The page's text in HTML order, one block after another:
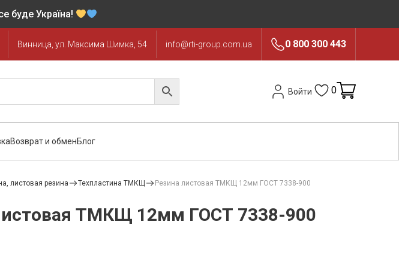
буде Україна!
Винница, ул. Максима Шимка, 54 info@rti-group.com.ua 0 800 300 443
Войти 0
Возврат и обменБлог
листовая резина Техпластина ТМКЩ Резина листовая ТМКЩ 12мм ГОСТ 7338-900
ТМКЩ 12мм ГОСТ 7338-900